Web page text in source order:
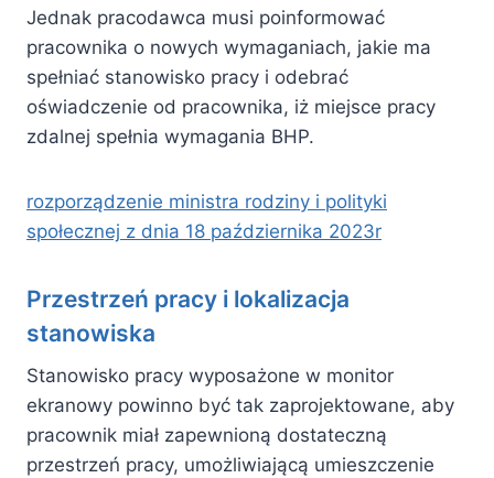
Jednak pracodawca musi poinformować
pracownika o nowych wymaganiach, jakie ma
spełniać stanowisko pracy i odebrać
oświadczenie od pracownika, iż miejsce pracy
zdalnej spełnia wymagania BHP.
rozporządzenie ministra rodziny i polityki
społecznej z dnia 18 października 2023r
Przestrzeń pracy i lokalizacja
stanowiska
Stanowisko pracy wyposażone w monitor
ekranowy powinno być tak zaprojektowane, aby
pracownik miał zapewnioną dostateczną
przestrzeń pracy, umożliwiającą umieszczenie